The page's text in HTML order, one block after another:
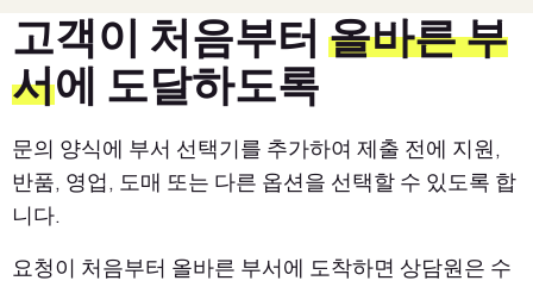
고객이 처음부터 올바른 부
서에 도달하도록
문의 양식에 부서 선택기를 추가하여 제출 전에 지원,
반품, 영업, 도매 또는 다른 옵션을 선택할 수 있도록 합
니다.
요청이 처음부터 올바른 부서에 도착하면 상담원은 수